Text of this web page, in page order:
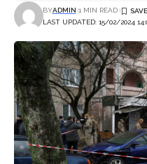
LAST UPDATED: 15/02/2024
BYADMIN 1 MIN READ